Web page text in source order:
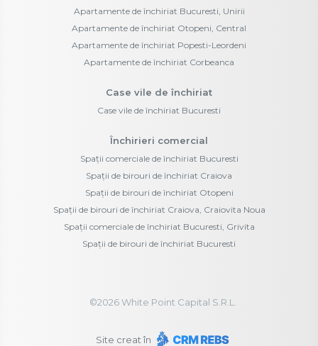
Apartamente de închiriat Bucuresti, Unirii
Apartamente de închiriat Otopeni, Central
Apartamente de închiriat Popesti-Leordeni
Apartamente de închiriat Corbeanca
Case vile de închiriat
Case vile de închiriat Bucuresti
Închirieri comercial
Spații comerciale de închiriat Bucuresti
Spații de birouri de închiriat Craiova
Spații de birouri de închiriat Otopeni
Spații de birouri de închiriat Craiova, Craiovita Noua
Spații comerciale de închiriat Bucuresti, Grivita
Spații de birouri de închiriat Bucuresti
©2026White Point Capital S.R.L.
Site creat în